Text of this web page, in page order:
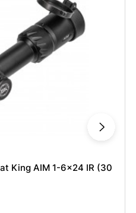
King AIM 1-6x24 IR (30